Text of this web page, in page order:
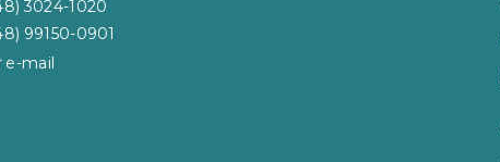
3024-1020
99150-0901
e-mail